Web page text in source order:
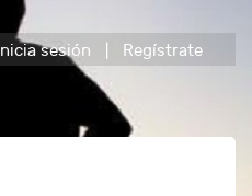
Inicia sesión Regístrate